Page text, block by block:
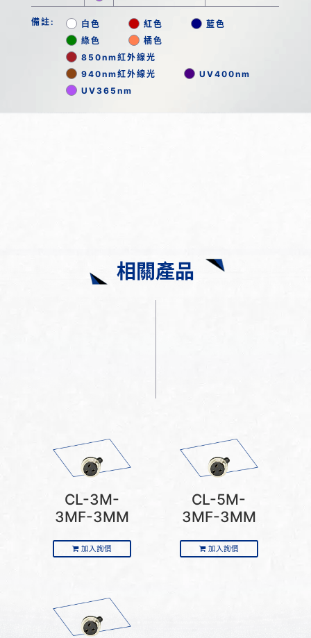
備註: 白色 紅色
藍色
綠色
橘色
850nm紅外線光
940nm紅外線光
UV400nm
UV365nm
相關產品
CL-3M-
3MF-3MM
加入詢價
CL-5M-
3MF-3MM
加入詢價